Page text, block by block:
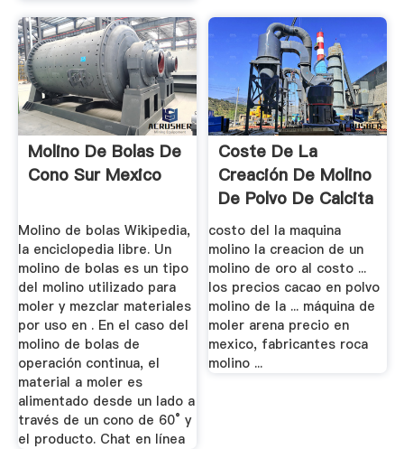
Molino De Bolas De
Cono Sur Mexico
Molino de bolas Wikipedia,
la enciclopedia libre. Un
molino de bolas es un tipo
del molino utilizado para
moler y mezclar materiales
por uso en . En el caso del
molino de bolas de
operación continua, el
material a moler es
alimentado desde un lado a
través de un cono de 60° y
el producto. Chat en línea
Coste De La
Creación De Molino
De Polvo De Calcita
En México
costo del la maquina
molino la creacion de un
molino de oro al costo ...
los precios cacao en polvo
molino de la ... máquina de
moler arena precio en
mexico, fabricantes roca
molino ...